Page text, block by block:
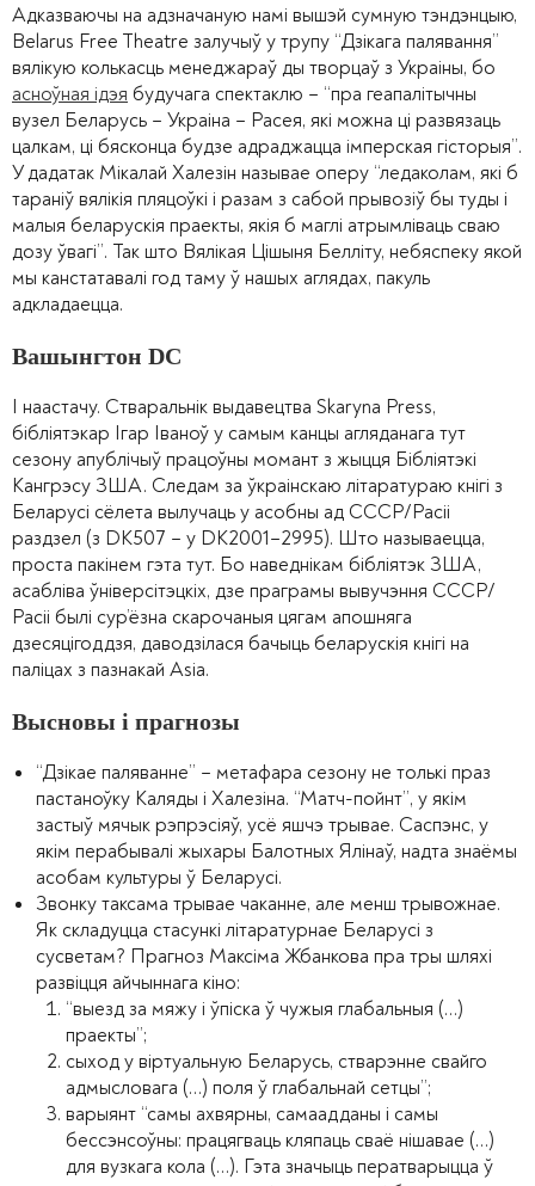
Адказваючы на адзначаную намі вышэй сумную тэндэнцыю,
Belarus Free Theatre залучыў у трупу “Дзікага палявання”
вялікую колькасць менеджараў ды творцаў з Украіны, бо
асноўная ідэя будучага спектаклю – “пра геапалітычны
вузел Беларусь – Украіна – Расея, які можна ці развязаць
цалкам, ці бясконца будзе адраджацца імперская гісторыя”.
У дадатак Мікалай Халезін называе оперу “ледаколам, які б
тараніў вялікія пляцоўкі і разам з сабой прывозіў бы туды і
малыя беларускія праекты, якія б маглі атрымліваць сваю
дозу ўвагі”. Так што Вялікая Цішыня Белліту, небяспеку якой
мы канстатавалі год таму ў нашых аглядах, пакуль
адкладаецца.
Вашынгтон DC
І наастачу. Стваральнік выдавецтва Skaryna Press,
бібліятэкар Ігар Іваноў у самым канцы агляданага тут
сезону апублічыў працоўны момант з жыцця Бібліятэкі
Кангрэсу ЗША. Следам за ўкраінскаю літаратураю кнігі з
Беларусі сёлета вылучаць у асобны ад СССР/Расіі
раздзел (з DK507 – у DK2001–2995). Што называецца,
проста пакінем гэта тут. Бо наведнікам бібліятэк ЗША,
асабліва ўніверсітэцкіх, дзе праграмы вывучэння СССР/
Расіі былі сур’ёзна скарочаныя цягам апошняга
дзесяцігоддзя, даводзілася бачыць беларускія кнігі на
паліцах з пазнакай Asia.
Высновы і прагнозы
“Дзікае паляванне” – метафара сезону не толькі праз
пастаноўку Каляды і Халезіна. “Матч-пойнт”, у якім
застыў мячык рэпрэсіяў, усё яшчэ трывае. Саспэнс, у
якім перабывалі жыхары Балотных Ялінаў, надта знаёмы
асобам культуры ў Беларусі.
Звонку таксама трывае чаканне, але менш трывожнае.
Як складуцца стасункі літаратурнае Беларусі з
сусветам? Прагноз Максіма Жбанкова пра тры шляхі
развіцця айчыннага кіно:
“выезд за мяжу і ўпіска ў чужыя глабальныя (…)
праекты”;
сыход у віртуальную Беларусь, стварэнне свайго
адмысловага (…) поля ў глабальнай сетцы”;
варыянт “самы ахвярны, самаадданы і самы
бессэнсоўны: працягваць кляпаць сваё нішавае (…)
для вузкага кола (…). Гэта значыць ператварыцца ў